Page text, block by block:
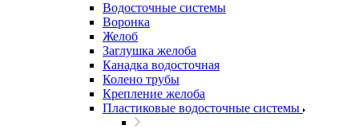
Водосточные системы
Воронка
Желоб
Заглушка желоба
Канадка водосточная
Колено трубы
Крепление желоба
Пластиковые водосточные системы